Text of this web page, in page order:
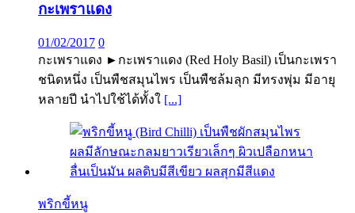
กะเพราแดง
01/02/2017 0
กะเพราแดง ►กะเพราแดง (Red Holy Basil) เป็นกะเพรา
ชนิดหนึ่ง เป็นพืชสมุนไพร เป็นพืชล้มลุก มีทรงพุ่ม มีอายุ
หลายปี นำไปใช้ได้ทั้งใ [...]
พริกขี้หนู